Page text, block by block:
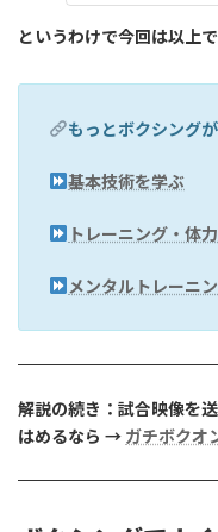
というわけで今回は以上で
もっとボクシング
基本技術を学ぶ
トレーニング・体
メンタルトレーニ
解説の続き：試合映像を
はめるなら → ガチボクオ